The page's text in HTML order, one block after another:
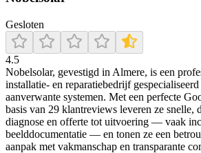
Gesloten
4.5
Nobelsolar, gevestigd in Almere, is een
installatie- en reparatiebedrijf
aanverwante systemen. Met een perfecte
basis van 29 klantreviews leveren ze snelle,
diagnose en offerte tot uitvoering — vaak
beelddocumentatie — en tonen ze een
aanpak met vakmanschap en transparante